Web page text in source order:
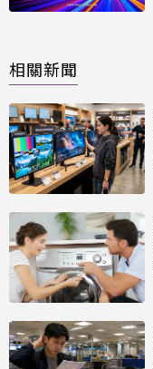
相關新聞